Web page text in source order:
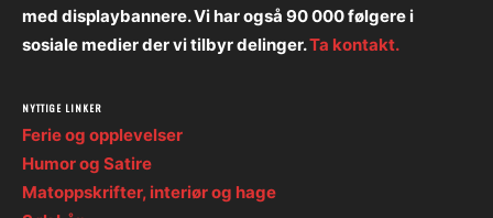
med displaybannere. Vi har også 90 000 følgere i
sosiale medier der vi tilbyr delinger.Ta kontakt.
NYTTIGE LINKER
Ferie og opplevelser
Humor og Satire
Matoppskrifter, interiør og hage